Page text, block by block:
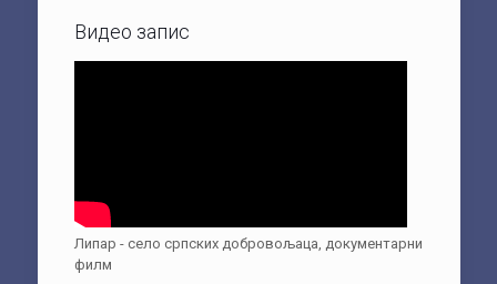
Видео запис
Липар - село српских добровољаца, документарни
филм